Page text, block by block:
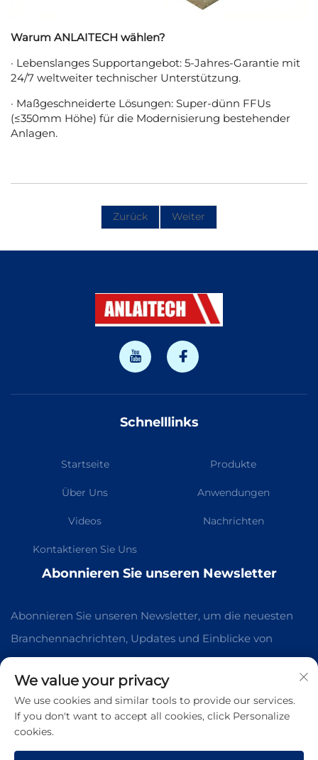
Warum ANLAITECH wählen?
· Lebenslanges Supportangebot: 5-Jahres-Garantie mit
24/7 weltweiter technischer Unterstützung.
· Maßgeschneiderte Lösungen: Super-dünn FFUs
(≤350mm Höhe) für die Modernisierung bestehender
Anlagen.
Zurück Weiter
Schnelllinks
Startseite Produkte
Über Uns Anwendungen
Videos Nachrichten
Kontaktieren Sie Uns
Abonnieren Sie unseren Newsletter
Abonnieren Sie unseren Newsletter, um die neuesten
Branchennachrichten, Updates und Einblicke von
unserem Team zu erhalten.
Abonnieren
We value your privacy
We use cookies and similar tools to provide our services.
If you don't want to accept all cookies, click Personalize
cookies.